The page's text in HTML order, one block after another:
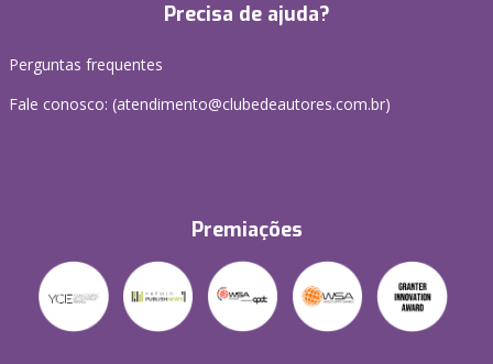
Precisa de ajuda?
Perguntas frequentes
Fale conosco: (atendimento@clubedeautores.com.br)
Premiações